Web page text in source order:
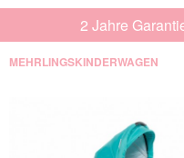
2 Jahre
MEHRLINGSKINDERWAGEN